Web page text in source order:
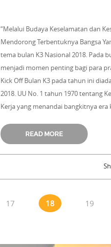
“Melalui Budaya Keselamatan dan
Mendorong Terbentuknya Bangsa
tema bulan K3 Nasional 2018. Pada
menjadi momen penting bagi para
Kick Off Bulan K3 pada tahun ini
2018. UU No. 1 tahun 1970 tentang
Kerja yang menandai bangkitnya
Group, suasana K3 terasa semakin
terus menggerakan K3 di subholding
READ MORE
17 18 19